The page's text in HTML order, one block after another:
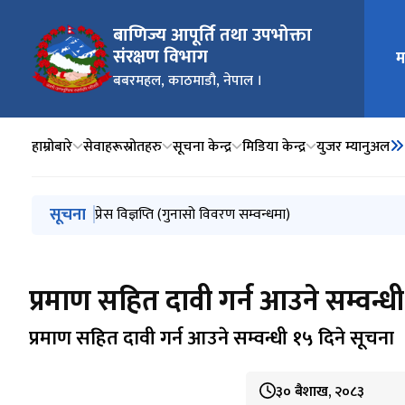
बाणिज्य आपूर्ति तथा उपभोक्ता
संरक्षण विभाग​
बबरमहल, काठमाडौ, नेपाल ।​
मुख्य
हाम्रोबारे सेवाहरूस्रोतहरु सूचना केन्द्र मिडिया केन्द्र युजर म्यानुअल
मुख्य नेभिगेसनमा जानुहोस्
सूचना प्रतिबन्ध लगाइएका वस्तुहरु बिक्री वितरण नगर्ने नगराउने
प्रेस विज्ञप्ति (गुनासो विवरण सम्वन्धमा)
गैरकानूनी व्यापार व्यवसाय नगर्ने नगराउने सम्वन्धी सूचना
गैरकानूनी व्यापार व्यवसाय नगर्ने नगराउने सम्वन्धी अत्यन्त
अनुगमन प्रेस विज्ञप्ति २०८३।०४।०१
प्रमाण सहित दावी गर्न आउने
प्रमाण सहित दावी गर्न आउने सम्वन्धी १५ दिने सूचना
३० बैशाख, २०८३